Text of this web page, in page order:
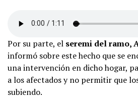
Por su parte, el seremi del ramo,
informó sobre este hecho que se
una intervención en dicho hogar,
a los afectados y no permitir que
subiendo.